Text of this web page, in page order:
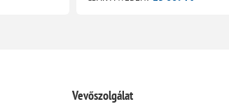
Vevőszolgálat